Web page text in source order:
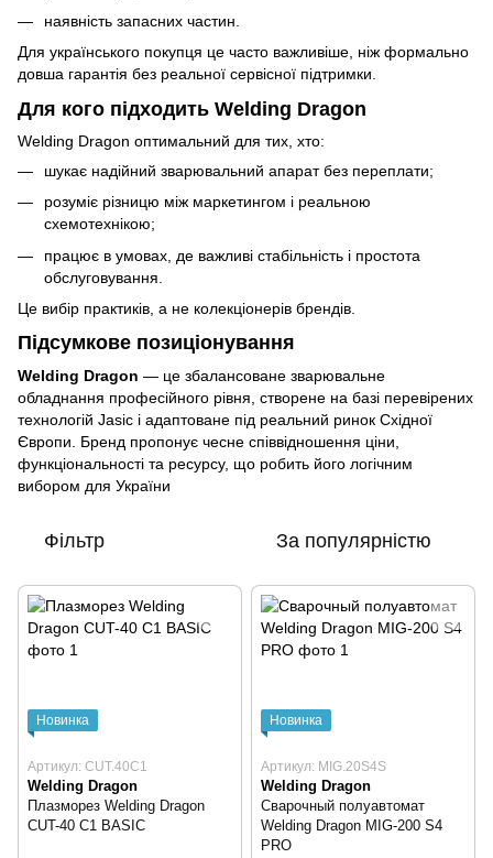
наявність запасних частин.
Для українського покупця це часто важливіше, ніж формально
довша гарантія без реальної сервісної підтримки.
Для кого підходить Welding Dragon
Welding Dragon оптимальний для тих, хто:
шукає надійний зварювальний апарат без переплати;
розуміє різницю між маркетингом і реальною
схемотехнікою;
працює в умовах, де важливі стабільність і простота
обслуговування.
Це вибір практиків, а не колекціонерів брендів.
Підсумкове позиціонування
Welding Dragon — це збалансоване зварювальне
обладнання професійного рівня, створене на базі перевірених
технологій Jasic і адаптоване під реальний ринок Східної
Європи. Бренд пропонує чесне співвідношення ціни,
функціональності та ресурсу, що робить його логічним
вибором для України
Фільтр За популярністю
Новинка
Артикул: CUT.40C1
Welding Dragon
Плазморез Welding Dragon
CUT-40 C1 BASIC
Новинка
Артикул: MIG.20S4S
Welding Dragon
Сварочный полуавтомат
Welding Dragon MIG-200 S4
PRO